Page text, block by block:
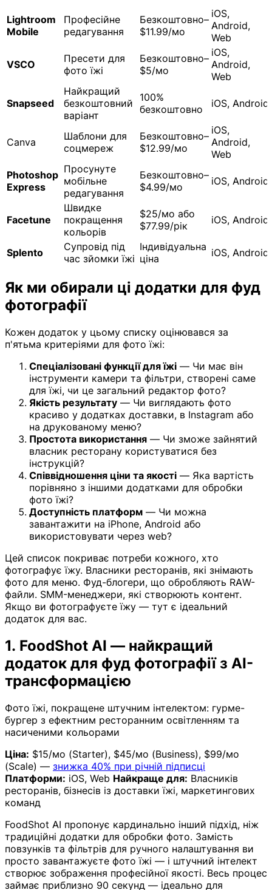
Lightroom
Mobile
Професійне
редагування
Безкоштовно–
$11.99/мо
iOS,
Android,
Web
VSCO
Пресети для
фото їжі
Безкоштовно–
$5/мо
iOS,
Android,
Web
Snapseed
Найкращий
безкоштовний
варіант
100%
безкоштовно
iOS, Android
Canva
Шаблони для
соцмереж
Безкоштовно–
$12.99/мо
iOS,
Android,
Web
Photoshop
Express
Просунуте
мобільне
редагування
Безкоштовно–
$4.99/мо
iOS, Android
Facetune
Швидке
покращення
кольорів
$25/мо або
$77.99/рік
iOS, Android
Splento
Супровід під
час зйомки їжі
Індивідуальна
ціна
iOS, Android
Як ми обирали ці додатки для фуд
фотографії
Кожен додаток у цьому списку оцінювався за
п'ятьма критеріями для фото їжі:
Спеціалізовані функції для їжі — Чи має він
інструменти камери та фільтри, створені саме
для їжі, чи це загальний редактор фото?
Якість результату — Чи виглядають фото
красиво у додатках доставки, в Instagram або
на друкованому меню?
Простота використання — Чи зможе зайнятий
власник ресторану користуватися без
інструкцій?
Співвідношення ціни та якості — Яка вартість
порівняно з іншими додатками для обробки
фото їжі?
Доступність платформ — Чи можна
завантажити на iPhone, Android або
використовувати через web?
Цей список покриває потреби кожного, хто
фотографує їжу. Власники ресторанів, які знімають
фото для меню. Фуд-блогери, що обробляють RAW-
файли. SMM-менеджери, які створюють контент.
Якщо ви фотографуєте їжу — тут є ідеальний
додаток для вас.
1. FoodShot AI — найкращий
додаток для фуд фотографії з AI-
трансформацією
Фото їжі, покращене штучним інтелектом: гурме-
бургер з ефектним ресторанним освітленням та
насиченими кольорами
Ціна: $15/мо (Starter), $45/мо (Business), $99/мо
(Scale) — знижка 40% при річній підписці
Платформи: iOS, Web Найкраще для: Власників
ресторанів, бізнесів із доставки їжі, маркетингових
команд
FoodShot AI пропонує кардинально інший підхід, ніж
традиційні додатки для обробки фото. Замість
повзунків та фільтрів для ручного налаштування ви
просто завантажуєте фото їжі — і штучний інтелект
створює зображення професійної якості. Весь процес
займає приблизно 90 секунд — ідеально для